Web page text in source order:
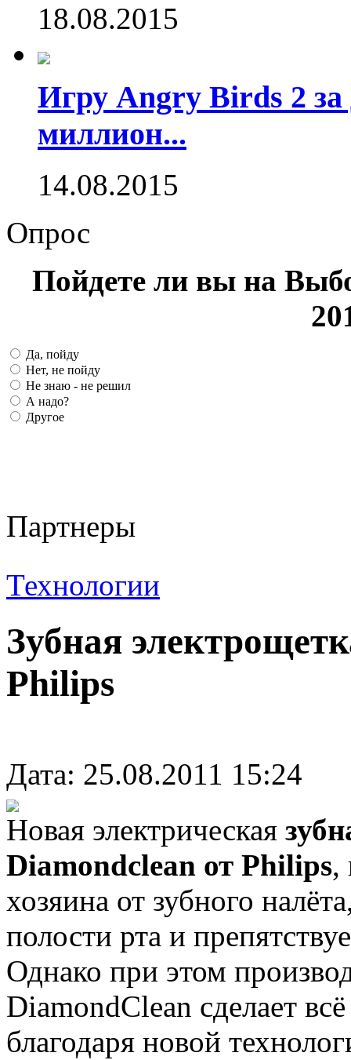
18.08.2015
Игру Angry Birds 2 за
миллион...
14.08.2015
Опрос
Пойдете ли вы на
Да, пойду
Нет, не пойду
Не знаю - не решил
А надо?
Другое
Партнеры
Технологии
Зубная
Philips
Дата: 25.08.2011 15:24
Новая электрическая
Diamondclean от Philips,
хозяина от зубного
полости рта и
Однако при этом
DiamondClean сделает
благодаря новой